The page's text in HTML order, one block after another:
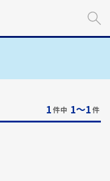
1件中 1〜1件